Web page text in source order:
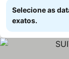
Selecione as
exatos.